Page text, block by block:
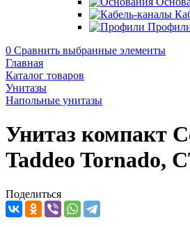
0 Сравнить выбранные элементы
Главная
Каталог товаров
Унитазы
Напольные унитазы
Унитаз компакт
Taddeo Tornado,
Поделиться